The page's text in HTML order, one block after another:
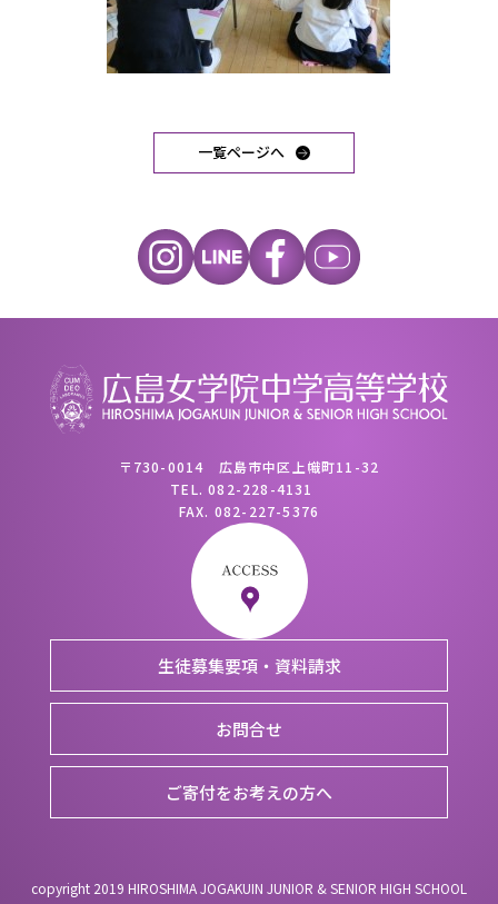
一覧ページへ
〒730-0014 広島市中区上幟町11-32
TEL.082-228-4131
FAX. 082-227-5376
生徒募集要項・資料請求
お問合せ
ご寄付をお考えの方へ
copyright 2019 HIROSHIMA JOGAKUIN JUNIOR & SENIOR HIGH SCHOOL